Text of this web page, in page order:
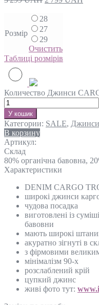
Розмір
28
27
29
Очистить
Таблиці розмірів
Количество Джинси
У кошик
Категории: SALE, Джинси
В корзину
Артикул:
Склад
80% органічна бавовна,
Характеристики
DENIM CARGO
широкі джинси
чудова посадка
виготовлені із
бавовни
мають широкі
акуратно зігнуті в
з фірмовими
мінімалізм 90-х
розслаблений крій
цупкий джинс
живі фото тут: